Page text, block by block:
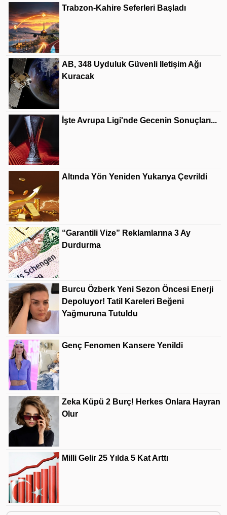
Trabzon-Kahire Seferleri Başladı
AB, 348 Uyduluk Güvenli Iletişim Ağı
Kuracak
İşte Avrupa Ligi'nde Gecenin Sonuçları...
Altında Yön Yeniden Yukarıya Çevrildi
“Garantili Vize” Reklamlarına 3 Ay
Durdurma
Burcu Özberk Yeni Sezon Öncesi Enerji
Depoluyor! Tatil Kareleri Beğeni
Yağmuruna Tutuldu
Genç Fenomen Kansere Yenildi
Zeka Küpü 2 Burç! Herkes Onlara Hayran
Olur
Milli Gelir 25 Yılda 5 Kat Arttı